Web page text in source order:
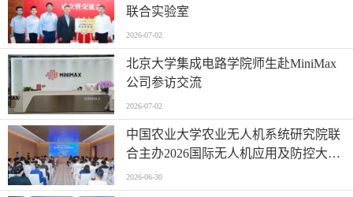
联合实验室
2026-07-02
北京大学集成电路学院师生赴MiniMax
公司参访交流
2026-07-02
中国农业大学农业无人机系统研究院联
合主办2026国际无人机应用及防控大会
第六届农业无人机应用交流会
2026-06-30